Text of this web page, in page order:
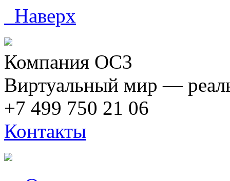
Наверх
Компания ОС3
Виртуальный мир —
+7 499 750 21 06
Контакты